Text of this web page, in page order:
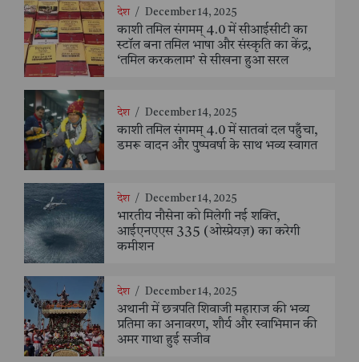
देश / December 14, 2025
काशी तमिल संगमम् 4.0 में सीआईसीटी का
स्टॉल बना तमिल भाषा और संस्कृति का केंद्र,
‘तमिल करकलाम’ से सीखना हुआ सरल
देश / December 14, 2025
काशी तमिल संगमम् 4.0 में सातवां दल पहुँचा,
डमरू वादन और पुष्पवर्षा के साथ भव्य स्वागत
देश / December 14, 2025
भारतीय नौसेना को मिलेगी नई शक्ति,
आईएनएएस 335 (ओस्प्रेयज़) का करेगी
कमीशन
देश / December 14, 2025
अथानी में छत्रपति शिवाजी महाराज की भव्य
प्रतिमा का अनावरण, शौर्य और स्वाभिमान की
अमर गाथा हुई सजीव